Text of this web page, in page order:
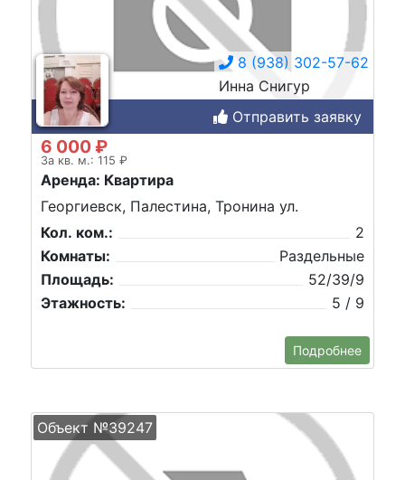
8 (938) 302-57-62
Инна Снигур
Отправить заявку
6 000 ₽
За кв. м.: 115 ₽
Аренда: Квартира
Георгиевск, Палестина, Тронина ул.
Кол. ком.:
2
Комнаты:
Раздельные
Площадь:
52/39/9
Этажность:
5 / 9
Подробнее
Объект №39247